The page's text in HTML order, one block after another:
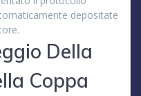
depositate
Della
Coppa